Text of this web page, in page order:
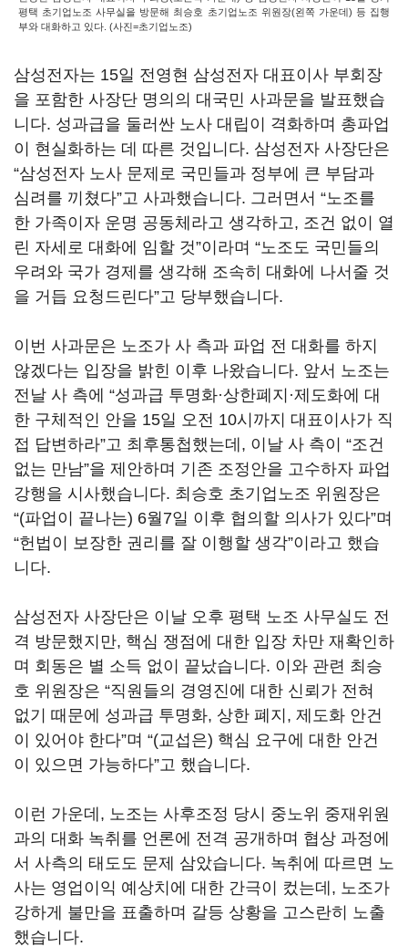
평택 초기업노조 사무실을 방문해 최승호 초기업노조 위원장(왼쪽 가운데) 등 집행
부와 대화하고 있다. (사진=초기업노조)
삼성전자는 15일 전영현 삼성전자 대표이사 부회장
을 포함한 사장단 명의의 대국민 사과문을 발표했습
니다. 성과급을 둘러싼 노사 대립이 격화하며 총파업
이 현실화하는 데 따른 것입니다. 삼성전자 사장단은
“삼성전자 노사 문제로 국민들과 정부에 큰 부담과
심려를 끼쳤다”고 사과했습니다. 그러면서 “노조를
한 가족이자 운명 공동체라고 생각하고, 조건 없이 열
린 자세로 대화에 임할 것”이라며 “노조도 국민들의
우려와 국가 경제를 생각해 조속히 대화에 나서줄 것
을 거듭 요청드린다”고 당부했습니다.
이번 사과문은 노조가 사 측과 파업 전 대화를 하지
않겠다는 입장을 밝힌 이후 나왔습니다. 앞서 노조는
전날 사 측에 “성과급 투명화·상한폐지·제도화에 대
한 구체적인 안을 15일 오전 10시까지 대표이사가 직
접 답변하라”고 최후통첩했는데 , 이날 사 측이 “조건
없는 만남”을 제안하며 기존 조정안을 고수하자 파업
강행을 시사했습니다. 최승호 초기업노조 위원장은
“(파업이 끝나는) 6월 7일 이후 협의할 의사가 있다”며
“헌법이 보장한 권리를 잘 이행할 생각”이라고 했습
니다.
삼성전자 사장단은 이날 오후 평택 노조 사무실도 전
격 방문했지만, 핵심 쟁점에 대한 입장 차만 재확인하
며 회동은 별 소득 없이 끝났습니다. 이와 관련 최승
호 위원장은 “직원들의 경영진에 대한 신뢰가 전혀
없기 때문에 성과급 투명화, 상한 폐지 , 제도화 안건
이 있어야 한다”며 “(교섭은) 핵심 요구에 대한 안건
이 있으면 가능하다”고 했습니다.
이런 가운데 , 노조는 사후조정 당시 중노위 중재위원
과의 대화 녹취를 언론에 전격 공개하며 협상 과정에
서 사측의 태도도 문제 삼았습니다. 녹취에 따르면 노
사는 영업이익 예상치에 대한 간극이 컸는데, 노조가
강하게 불만을 표출하며 갈등 상황을 고스란히 노출
했습니다.